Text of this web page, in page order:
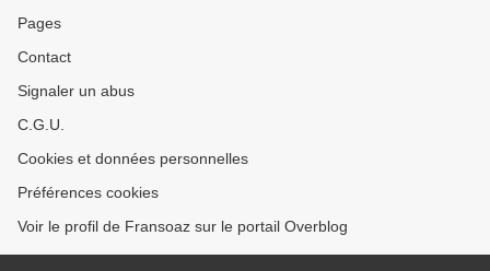
Pages
Contact
Signaler un abus
C.G.U.
Cookies et données personnelles
Préférences cookies
Voir le profil de Fransoaz sur le portail Overblog